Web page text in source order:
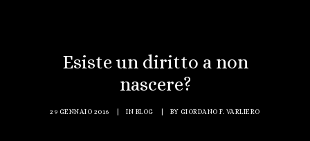
PRENDI UN APPUNTAMENTO
Esiste un diritto a non
nascere?
29 GENNAIO 2016 IN BLOG BY GIORDANO F. VARLIERO